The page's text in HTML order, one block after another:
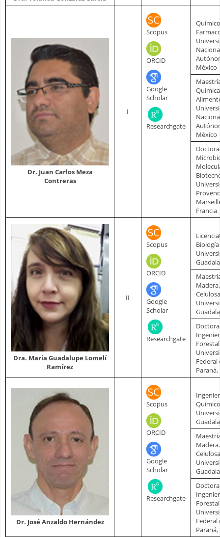
Dr. Juan Carlos Meza
Contreras
I
Scopus
ORCID
Google
Scholar
Researchgate
Químico
México
México
Francia
Dra. María Guadalupe Lomelí
Ramírez
II
Scopus
ORCID
Google
Scholar
Researchgate
Biología
Madera,
Forestal
Federal
Paraná,
Dr. José Anzaldo Hernández
Scopus
ORCID
Google
Scholar
Researchgate
Químico
Madera.
Forestal
Federal
Paraná,